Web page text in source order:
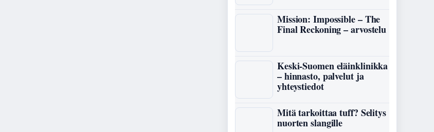
Mission: Impossible – The
Final Reckoning – arvostelu
Keski-Suomen eläinklinikka
– hinnasto, palvelut ja
yhteystiedot
Mitä tarkoittaa tuff? Selitys
nuorten slangille